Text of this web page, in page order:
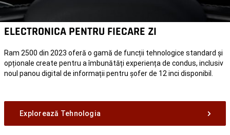
ELECTRONICA PENTRU FIECARE ZI
Ram 2500 din 2023 oferă o gamă de funcții tehnologice standard și
opționale create pentru a îmbunătăți experiența de condus, inclusiv
noul panou digital de informații pentru șofer de 12 inci disponibil.
Explorează Tehnologia